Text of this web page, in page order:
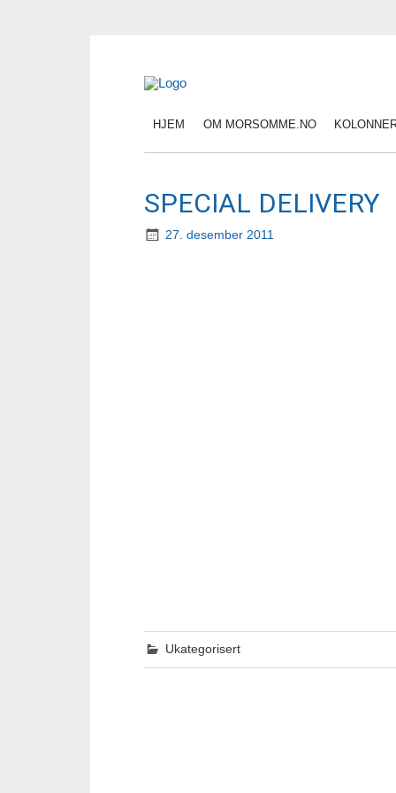
HJEM OM MORSOMME.NO
SPECIAL DELIVERY
27. desember 2011
Ukategorisert